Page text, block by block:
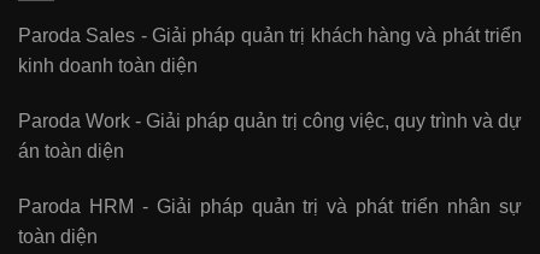
Paroda Sales - Giải pháp quản trị khách hàng và phát triển
kinh doanh toàn diện
Paroda Work - Giải pháp quản trị công việc, quy trình và dự
án toàn diện
Paroda HRM - Giải pháp quản trị và phát triển nhân sự
toàn diện